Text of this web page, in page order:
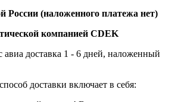
России (наложенного платежа нет)
компанией CDEK
авиа доставка 1 - 6 дней, наложенный
доставки включает в себя: